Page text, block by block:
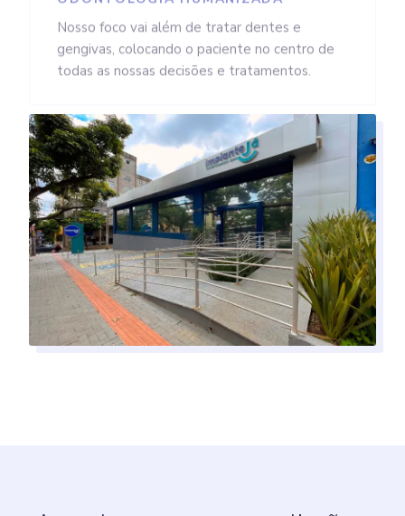
Nosso foco vai além de tratar dentes e
gengivas, colocando o paciente no centro de
todas as nossas decisões e tratamentos.